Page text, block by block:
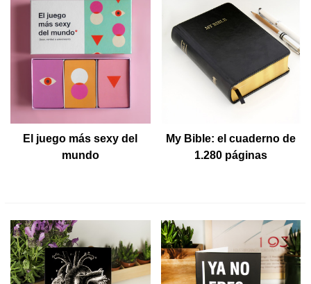
El juego más sexy del
mundo
My Bible: el cuaderno de
1.280 páginas